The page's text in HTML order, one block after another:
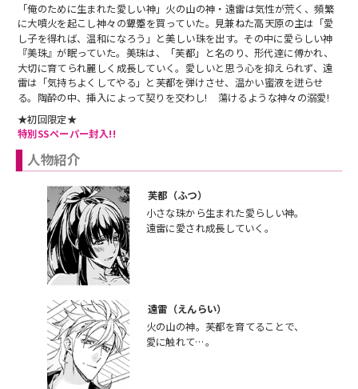
Miacomics
BLUEMOON Novels
ペタル
G-Lish LiKo
全作品ジャンル一覧へ
PurComics募集情報
書店様向け試し読み・POPダウンロード
ご感想・お問合わせ
「俺のために生まれた愛しい神」火の山の神・遠雷は気性が荒く、頻繁
に大噴火を起こし神々の顰蹙を買っていた。見兼ねた高天原の主は「愛
し子を得れば、温和になろう」と美しい珠を出す。その中に愛らしい神
『美珠』が眠っていた。美珠は、「芙都」と名のり、形代達に傅かれ、
大切に育てられ麗しく成長していく。愛しいと思う心を抑えられず、遠
雷は「気持ちよくしてやる」と芙都を弾けさせ、温かい蜜液を迸らせ
る。陶酔の中、挿入によって契りを交わし! 蕩けるような神々の溺愛!
★初回限定★
特別SSペーパー封入!!
人物紹介
芙都（ふつ）
小さな珠から生まれた愛らしい神。
遠雷に愛され成長していく。
遠雷（えんらい）
火の山の神。芙都を育てることで、
愛に触れて…。